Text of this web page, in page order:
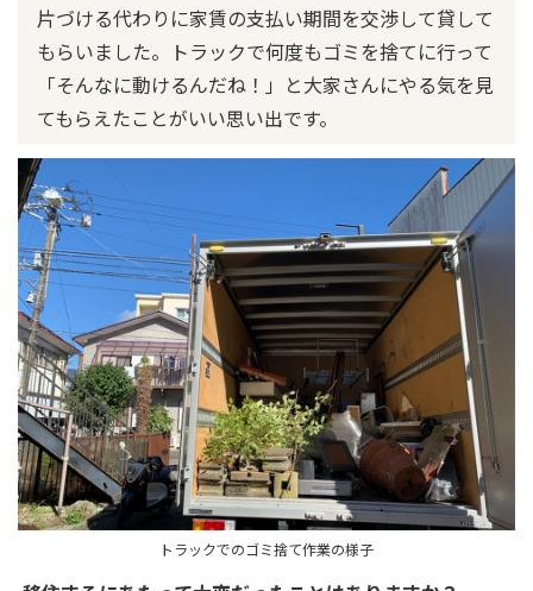
片づける代わりに家賃の支払い期間を交渉して貸して
もらいました。トラックで何度もゴミを捨てに行って
「そんなに動けるんだね！」と大家さんにやる気を見
てもらえたことがいい思い出です。
トラックでのゴミ捨て作業の様子